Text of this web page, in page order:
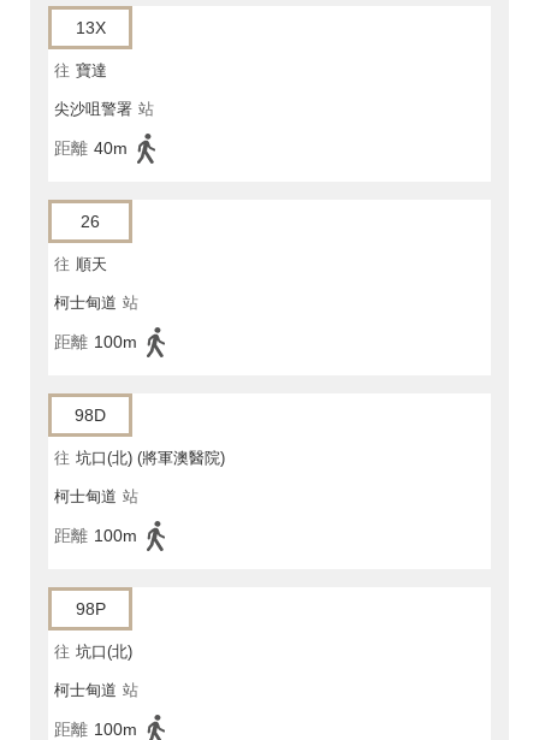
13X
往 寶達
尖沙咀警署 站
距離 40m
26
往 順天
柯士甸道 站
距離 100m
98D
往 坑口(北) (將軍澳醫院)
柯士甸道 站
距離 100m
98P
往 坑口(北)
柯士甸道 站
距離 100m